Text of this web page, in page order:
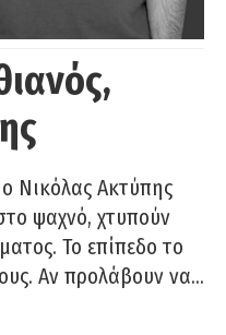
Νικόλας Ακτύπης
ψαχνό, χτυπούν
Το επίπεδο το
Αν προλάβουν να…